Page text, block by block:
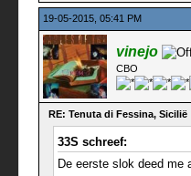
19-05-2015, 05:41 PM
vinejo
CBO
RE: Tenuta di Fessina, Sicilië
33S schreef:
De eerste slok deed me